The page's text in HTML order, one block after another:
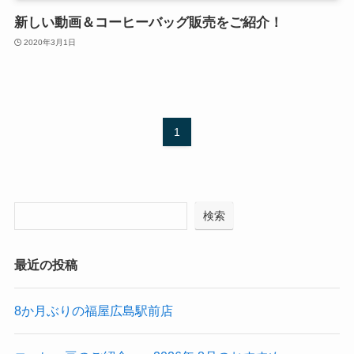
新しい動画＆コーヒーバッグ販売をご紹介！
2020年3月1日
1
検索
最近の投稿
8か月ぶりの福屋広島駅前店